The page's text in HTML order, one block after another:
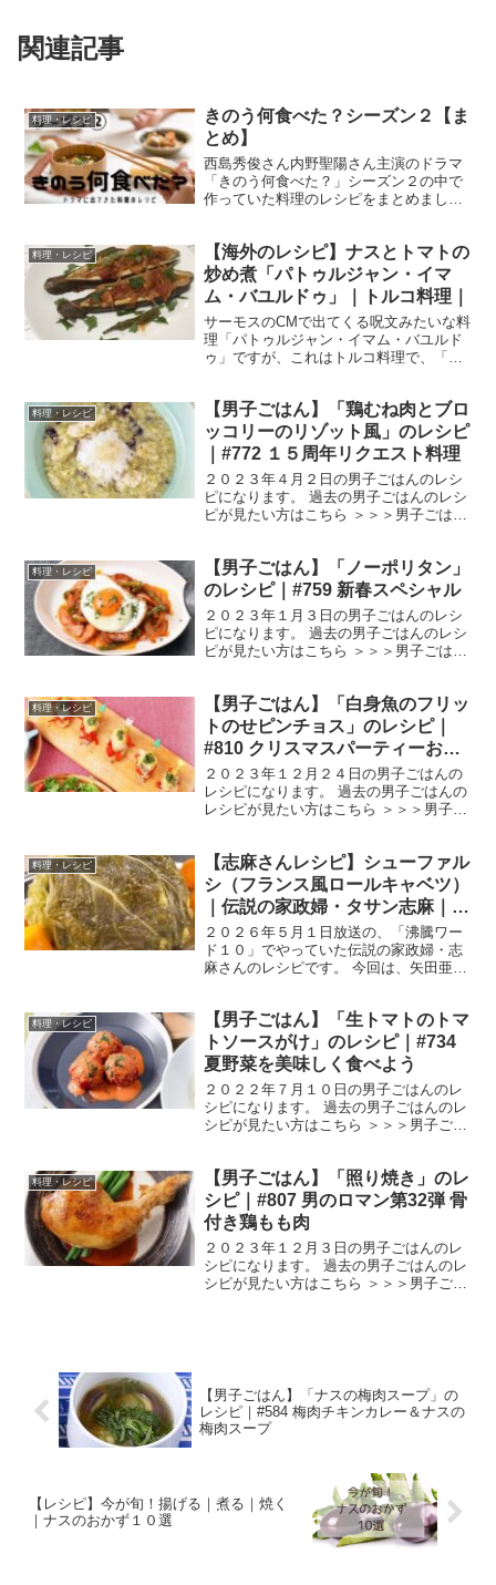
関連記事
料理・レシピ
きのう何食べた？シーズン２【ま
とめ】
西島秀俊さん内野聖陽さん主演のドラマ
「きのう何食べた？」シーズン２の中で
作っていた料理のレシピをまとめまし
とめ ※分量は番組を見た私の目分量です
ので、調理の際は、ご...
料理・レシピ
【海外のレシピ】ナスとトマトの
炒め煮「パトゥルジャン・イマ
ム・バユルドゥ」｜トルコ料理｜
サーモスのCMで出てくる呪文みたいな料
理「パトゥルジャン・イマム・バユルド
ゥ」ですが、これはトルコ料理で、「パ
絶する」という意味です。 お坊さんも気
絶するほどの料理って...
料理・レシピ
【男子ごはん】「鶏むね肉とブロ
ッコリーのリゾット風」のレシピ
｜#772 １５周年リクエスト料理
２０２３年４月２日の男子ごはんのレシ
ピになります。 過去の男子ごはんのレシ
ピが見たい方はこちら ＞＞＞男子ごはん
鶏むね肉（皮を取り除いたもの） ２３
０g ブロッ...
料理・レシピ
【男子ごはん】「ノーポリタン」
のレシピ｜#759 新春スペシャル
２０２３年１月３日の男子ごはんのレシ
ピになります。 過去の男子ごはんのレシ
ピが見たい方はこちら ＞＞＞男子ごはん
材料 魚肉ソーセージ ２本（１４０g）
ピーマン...
料理・レシピ
【男子ごはん】「白身魚のフリッ
トのせピンチョス」のレシピ｜
#810 クリスマスパーティーおつ
まみ
２０２３年１２月２４日の男子ごはんの
レシピになります。 過去の男子ごはんの
レシピが見たい方はこちら ＞＞＞男子ご
《タラのフリット》 生タラ ２００g
塩 小さじ...
料理・レシピ
【志麻さんレシピ】シューファル
シ（フランス風ロールキャベツ）
｜伝説の家政婦・タサン志麻｜沸
騰ワード10
２０２６年５月１日放送の、「沸騰ワー
ド１０」でやっていた伝説の家政婦・志
麻さんのレシピです。 今回は、矢田亜希
トコで買った食材で作る「GWパーティ
ーフルコース」です。 で...
料理・レシピ
【男子ごはん】「生トマトのトマ
トソースがけ」のレシピ｜#734
夏野菜を美味しく食べよう
２０２２年７月１０日の男子ごはんのレ
シピになります。 過去の男子ごはんのレ
シピが見たい方はこちら ＞＞＞男子ごは
ーツトマト ４個玉ねぎ １５gにんにく
1/6片ア...
料理・レシピ
【男子ごはん】「照り焼き」のレ
シピ｜#807 男のロマン第32弾 骨
付き鶏もも肉
２０２３年１２月３日の男子ごはんのレ
シピになります。 過去の男子ごはんのレ
シピが見たい方はこちら ＞＞＞男子ごは
【男子ごはん】「ナスの梅肉スープ」の
レシピ｜#584 梅肉チキンカレー＆ナスの
梅肉スープ
【レシピ】今が旬！揚げる｜煮る｜焼く
｜ナスのおかず１０選